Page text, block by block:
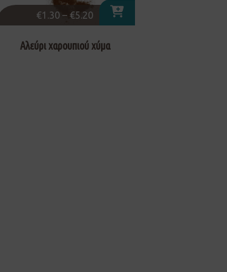
€1.30 – €5.20
Αλεύρι χαρουπιού χύμα